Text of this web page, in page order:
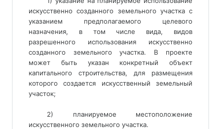
искусственно созданного земельного участка с
указанием предполагаемого целевого
назначения, в том числе вида, видов
разрешенного использования искусственно
созданного земельного участка. В проекте
может быть указан конкретный объект
капитального строительства, для размещения
которого создается искусственный земельный
участок;
2) планируемое местоположение
искусственного земельного участка.